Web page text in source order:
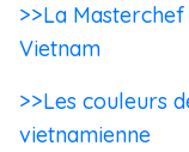
>>La
Vietnam
>>Les couleurs
vietnamienne